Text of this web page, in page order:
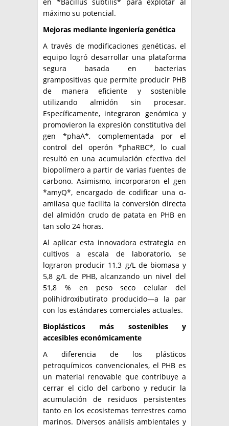
en *Bacillus subtilis* para explotar al
máximo su potencial.
Mejoras mediante ingeniería genética
A través de modificaciones genéticas, el
equipo logró desarrollar una plataforma
segura basada en bacterias
grampositivas que permite producir PHB
de manera eficiente y sostenible
utilizando almidón sin procesar.
Específicamente, integraron genómica y
promovieron la expresión constitutiva del
gen *phaA*, complementada por el
control del operón *phaRBC*, lo cual
resultó en una acumulación efectiva del
biopolímero a partir de varias fuentes de
carbono. Asimismo, incorporaron el gen
*amyQ*, encargado de codificar una α-
amilasa que facilita la conversión directa
del almidón crudo de patata en PHB en
tan solo 24 horas.
Al aplicar esta innovadora estrategia en
cultivos a escala de laboratorio, se
lograron producir 11,3 g/L de biomasa y
5,8 g/L de PHB, alcanzando un nivel del
51,8 % en peso seco celular del
polihidroxibutirato producido—a la par
con los estándares comerciales actuales.
Bioplásticos más sostenibles y
accesibles económicamente
A diferencia de los plásticos
petroquímicos convencionales, el PHB es
un material renovable que contribuye a
cerrar el ciclo del carbono y reducir la
acumulación de residuos persistentes
tanto en los ecosistemas terrestres como
marinos. Diversos análisis ambientales y